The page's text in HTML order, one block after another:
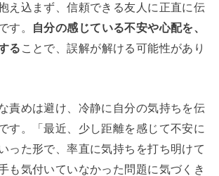
え込まず、信頼できる友人に正直に伝
す。
自分の感じている不安や心配を、
る ことで、誤解が解ける可能性があり
責めは避け、冷静に自分の気持ちを伝
す。「最近、少し距離を感じて不安に
った形で、率直に気持ちを打ち明けて
も気付いていなかった問題に気づくき